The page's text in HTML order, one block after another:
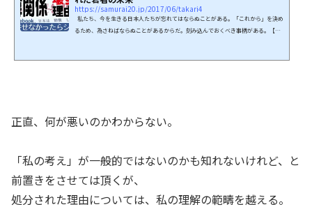
https://samurai20.jp/2017/06/takari4
私たち、今を生きる日本人たちが忘れてはならぬことがある。「これから」を決め
るため、為さねばならぬことがあるからだ。刻み込んでおくべき事柄がある。【拡
正直、何が悪いのかわからない。
「私の考え」が一般的ではないのかも知れないけれど、と
前置きをさせては頂くが、
処分された理由については、私の理解の範疇を越える。